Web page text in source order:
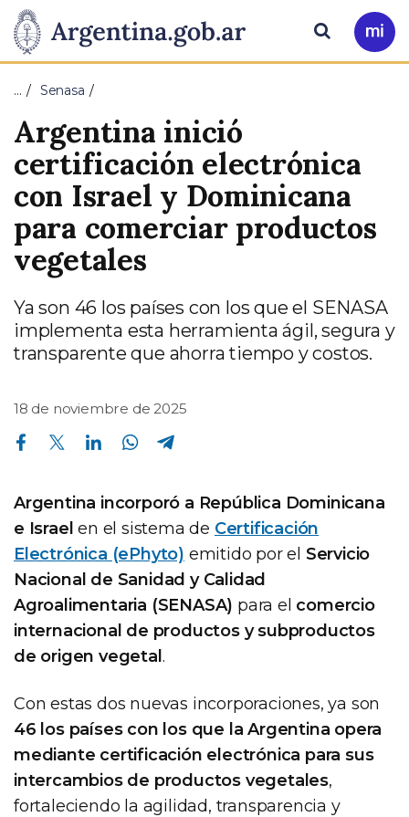
Presidencia
de
Nación
Pasar al contenido principal
Ir
a
Buscar
… Senasa
Argentina inició
certificación electrónica
con Israel y Dominicana
para comerciar productos
vegetales
Ya son 46 los países con los que el SENASA
implementa esta herramienta ágil, segura y
transparente que ahorra tiempo y costos.
18 de noviembre de 2025
Compartir en Facebook Compartir en Twitter Compartir en Linkedin Compartir en Whatsapp
Argentina incorporó a República Dominicana
e Israel en el sistema de Certificación
Electrónica (ePhyto) emitido por el Servicio
Nacional de Sanidad y Calidad
Agroalimentaria (SENASA) para el comercio
internacional de productos y subproductos
de origen vegetal .
Con estas dos nuevas incorporaciones, ya son
46 los países con los que la Argentina opera
mediante certificación electrónica para sus
intercambios de productos vegetales,
fortaleciendo la agilidad, transparencia y